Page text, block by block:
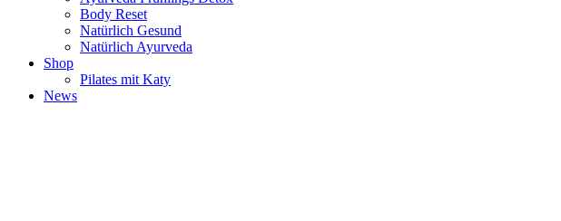
Body Reset
Natürlich Gesund
Natürlich Ayurveda
Shop
Pilates mit Katy
News